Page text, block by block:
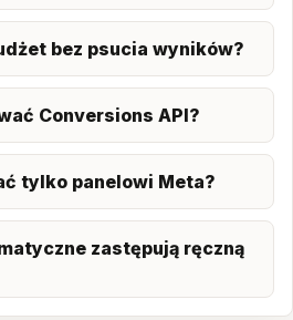
bez psucia wyników?
Conversions API?
tylko panelowi Meta?
zastępują ręczną